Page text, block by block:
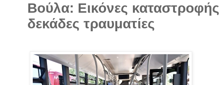
Βούλα: Εικόνες
δεκάδες τραυματίες